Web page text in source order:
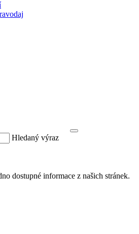
Hledaný výraz
dostupné informace z našich stránek.